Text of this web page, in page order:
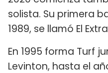
solista. Su primera
1989, se llamó El
En 1995 forma Turf
Levinton, hasta el